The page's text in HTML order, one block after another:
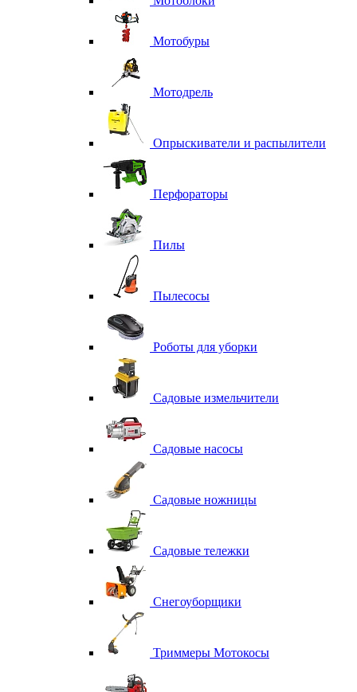
Мотобуры
Мотодрель
Опрыскиватели и распылители
Перфораторы
Пилы
Пылесосы
Роботы для уборки
Садовые измельчители
Садовые насосы
Садовые ножницы
Садовые тележки
Снегоуборщики
Триммеры Мотокосы